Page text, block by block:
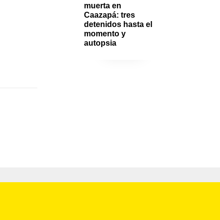
muerta en
Caazapá: tres
detenidos hasta el
momento y
autopsia